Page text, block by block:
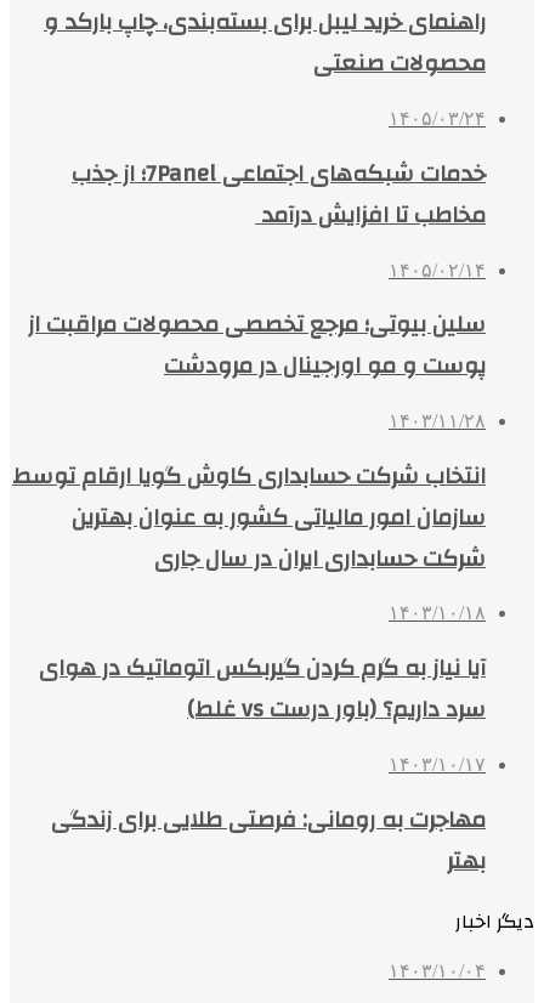
راهنمای خرید لیبل برای بسته‌بندی، چاپ بارکد و
محصولات صنعتی
۱۴۰۵/۰۳/۲۴
خدمات شبکه‌های اجتماعی 7Panel؛ از جذب
مخاطب تا افزایش درآمد
۱۴۰۵/۰۲/۱۴
سلین بیوتی؛ مرجع تخصصی محصولات مراقبت از
پوست و مو اورجینال در مرودشت
۱۴۰۳/۱۱/۲۸
انتخاب شرکت حسابداری کاوش گویا ارقام توسط
سازمان امور مالیاتی کشور به عنوان بهترین
شرکت حسابداری ایران در سال جاری
۱۴۰۳/۱۰/۱۸
آیا نیاز به گرم کردن گیربکس اتوماتیک در هوای
سرد داریم؟ (باور درست vs غلط)
۱۴۰۳/۱۰/۱۷
مهاجرت به رومانی: فرصتی طلایی برای زندگی
بهتر
دیگر اخبار
۱۴۰۳/۱۰/۰۴